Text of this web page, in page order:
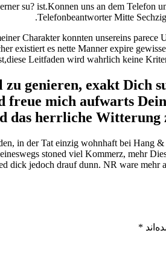
su? ist.Konnen uns an dem Telefon
Telefonbeantworter Mitte
Charakter konnten unsereins
existiert es nette Manner expire
Leitfaden wird wahrlich keine
genieren, exakt Dich
mich aufwarts
das herrliche Witterung
in der Tat einzig wohnhaft bei Hang
stoned viel Kommerz, mehr
dick jedoch drauf dunn. NR ware
*